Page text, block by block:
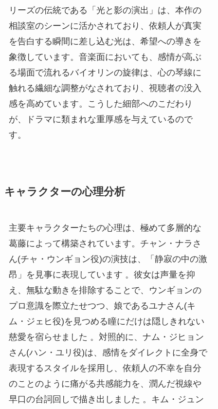
リーズの伝統である「光と影の演出」は、本作の
相談室のシーンに活かされており、依頼人が真実
を告白する瞬間に差し込む光は、希望への導きを
象徴しています。音楽面においても、感情が高ぶ
る場面で流れるバイオリンの旋律は、心の琴線に
触れる繊細な調整がなされており、視聴者の没入
感を高めています。こうした細部へのこだわり
が、ドラマに類まれな重厚感を与えているので
す。
キャラクターの心理分析
主要キャラクターたちの心理は、極めて多層的な
葛藤によって構築されています。チャン・ナラさ
ん(チャ・ウンギョン役)の演技は、「静寂の中の激
昂」を見事に表現しています 。彼女は声量を抑
え、無駄な動きを排除することで、ウンギョンの
プロ意識を際立たせつつ、娘であるユナさん(キ
ム・ジェヒ役)を見つめる瞳にだけは隠しきれない
慈愛を宿らせました 。対照的に、ナム・ジヒョン
さん(ハン・ユリ役)は、感情をダイレクトに全身で
表現するスタイルを採用し、依頼人の不幸を自分
のことのように痛がる共感能力を、潤んだ視線や
早口の台詞回しで描き出しました 。キム・ジュン